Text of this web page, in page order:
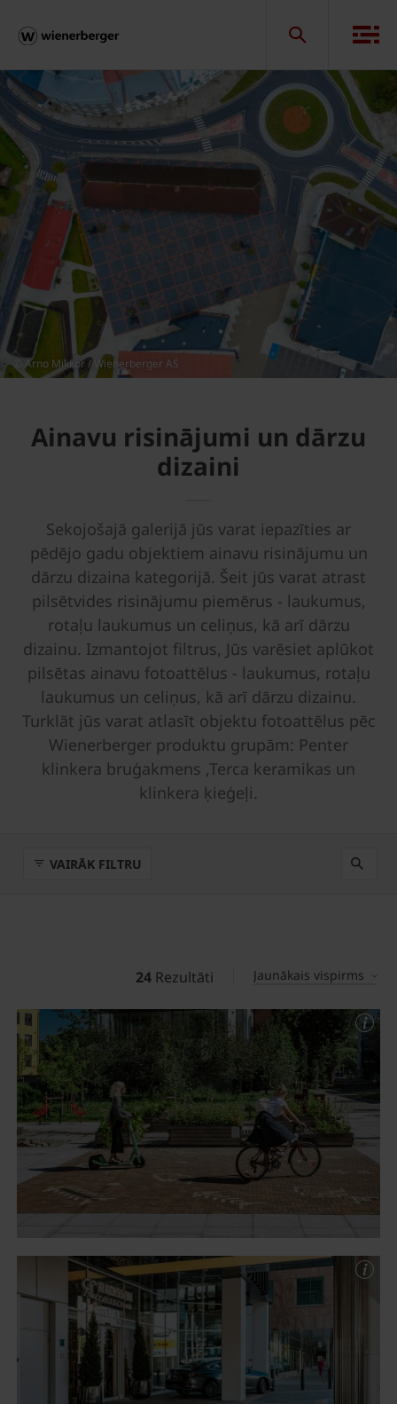
© Arno Mikkor / Wienerberger AS
Ainavu risinājumi un dārzu
dizaini
Sekojošajā galerijā jūs varat iepazīties ar
pēdējo gadu objektiem ainavu risinājumu un
dārzu dizaina kategorijā. Šeit jūs varat atrast
pilsētvides risinājumu piemērus - laukumus,
rotaļu laukumus un celiņus, kā arī dārzu
dizainu. Izmantojot filtrus, Jūs varēsiet aplūkot
pilsētas ainavu fotoattēlus - laukumus, rotaļu
laukumus un celiņus, kā arī dārzu dizainu.
Turklāt jūs varat atlasīt objektu fotoattēlus pēc
Wienerberger produktu grupām: Penter
klinkera bruģakmens ,Terca keramikas un
klinkera ķieģeļi.
VAIRĀK FILTRU
24 Rezultāti Jaunākais vispirms